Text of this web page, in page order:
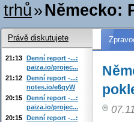
trhů»Německo:
Právě diskutujete
21:13 Denní report -...:
paiza.io/projec...
21:12 Denní report -...:
notes.io/e6qyW
20:15 Denní report -...:
paiza.io/projec...
20:15 Denní report -...: